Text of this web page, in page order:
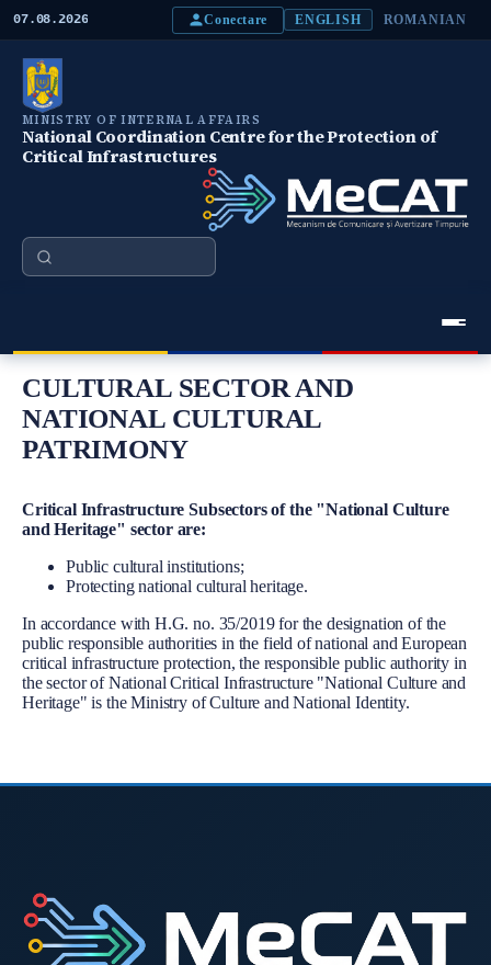
07.08.2026 Conectare ENGLISH ROMANIAN
MINISTRY OF INTERNAL AFFAIRS
National Coordination Centre for the Protection of
Critical Infrastructures
Search
Meniu Principal
CULTURAL SECTOR AND
NATIONAL CULTURAL
PATRIMONY
Body
Critical Infrastructure Subsectors of the "National Culture
and Heritage" sector are:
Public cultural institutions;
Protecting national cultural heritage.
In accordance with H.G. no. 35/2019 for the designation of the
public responsible authorities in the field of national and European
critical infrastructure protection, the responsible public authority in
the sector of National Critical Infrastructure "National Culture and
Heritage" is the Ministry of Culture and National Identity.